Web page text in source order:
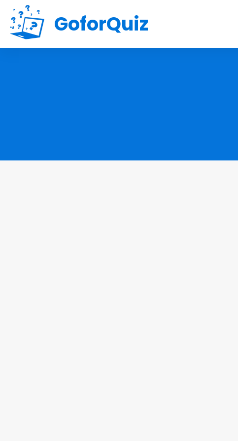
GoforQuiz